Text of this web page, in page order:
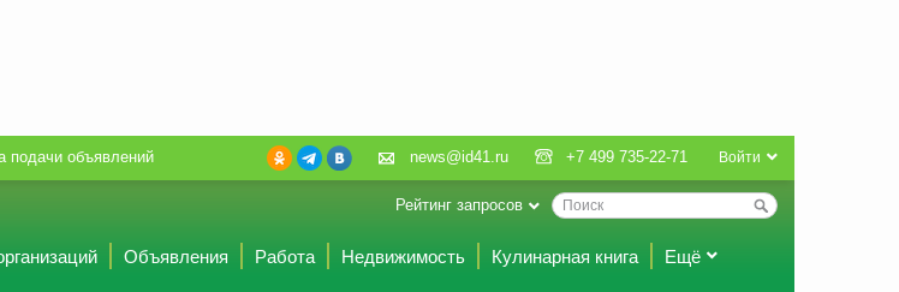
подачи объявлений Войти
news@id41.ru +7 499 735-22-71
Рейтинг запросов
Объявления Работа Недвижимость Кулинарная книга Ещё